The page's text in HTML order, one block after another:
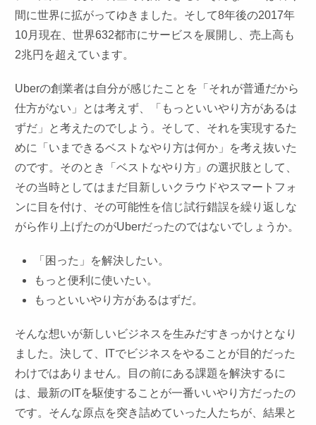
間に世界に拡がってゆきました。そして8年後の2017年
10月現在、世界632都市にサービスを展開し、売上高も
2兆円を超えています。
Uberの創業者は自分が感じたことを「それが普通だから
仕方がない」とは考えず、「もっといいやり方があるは
ずだ」と考えたのでしよう。そして、それを実現するた
めに「いまできるベストなやり方は何か」を考え抜いた
のです。そのとき「ベストなやり方」の選択肢として、
その当時としてはまだ目新しいクラウドやスマートフォ
ンに目を付け、その可能性を信じ試行錯誤を繰り返しな
がら作り上げたのがUberだったのではないでしょうか。
「困った」を解決したい。
もっと便利に使いたい。
もっといいやり方があるはずだ。
そんな想いが新しいビジネスを生みだすきっかけとなり
ました。決して、ITでビジネスをやることが目的だった
わけではありません。目の前にある課題を解決するに
は、最新のITを駆使することが一番いいやり方だったの
です。そんな原点を突き詰めていった人たちが、結果と